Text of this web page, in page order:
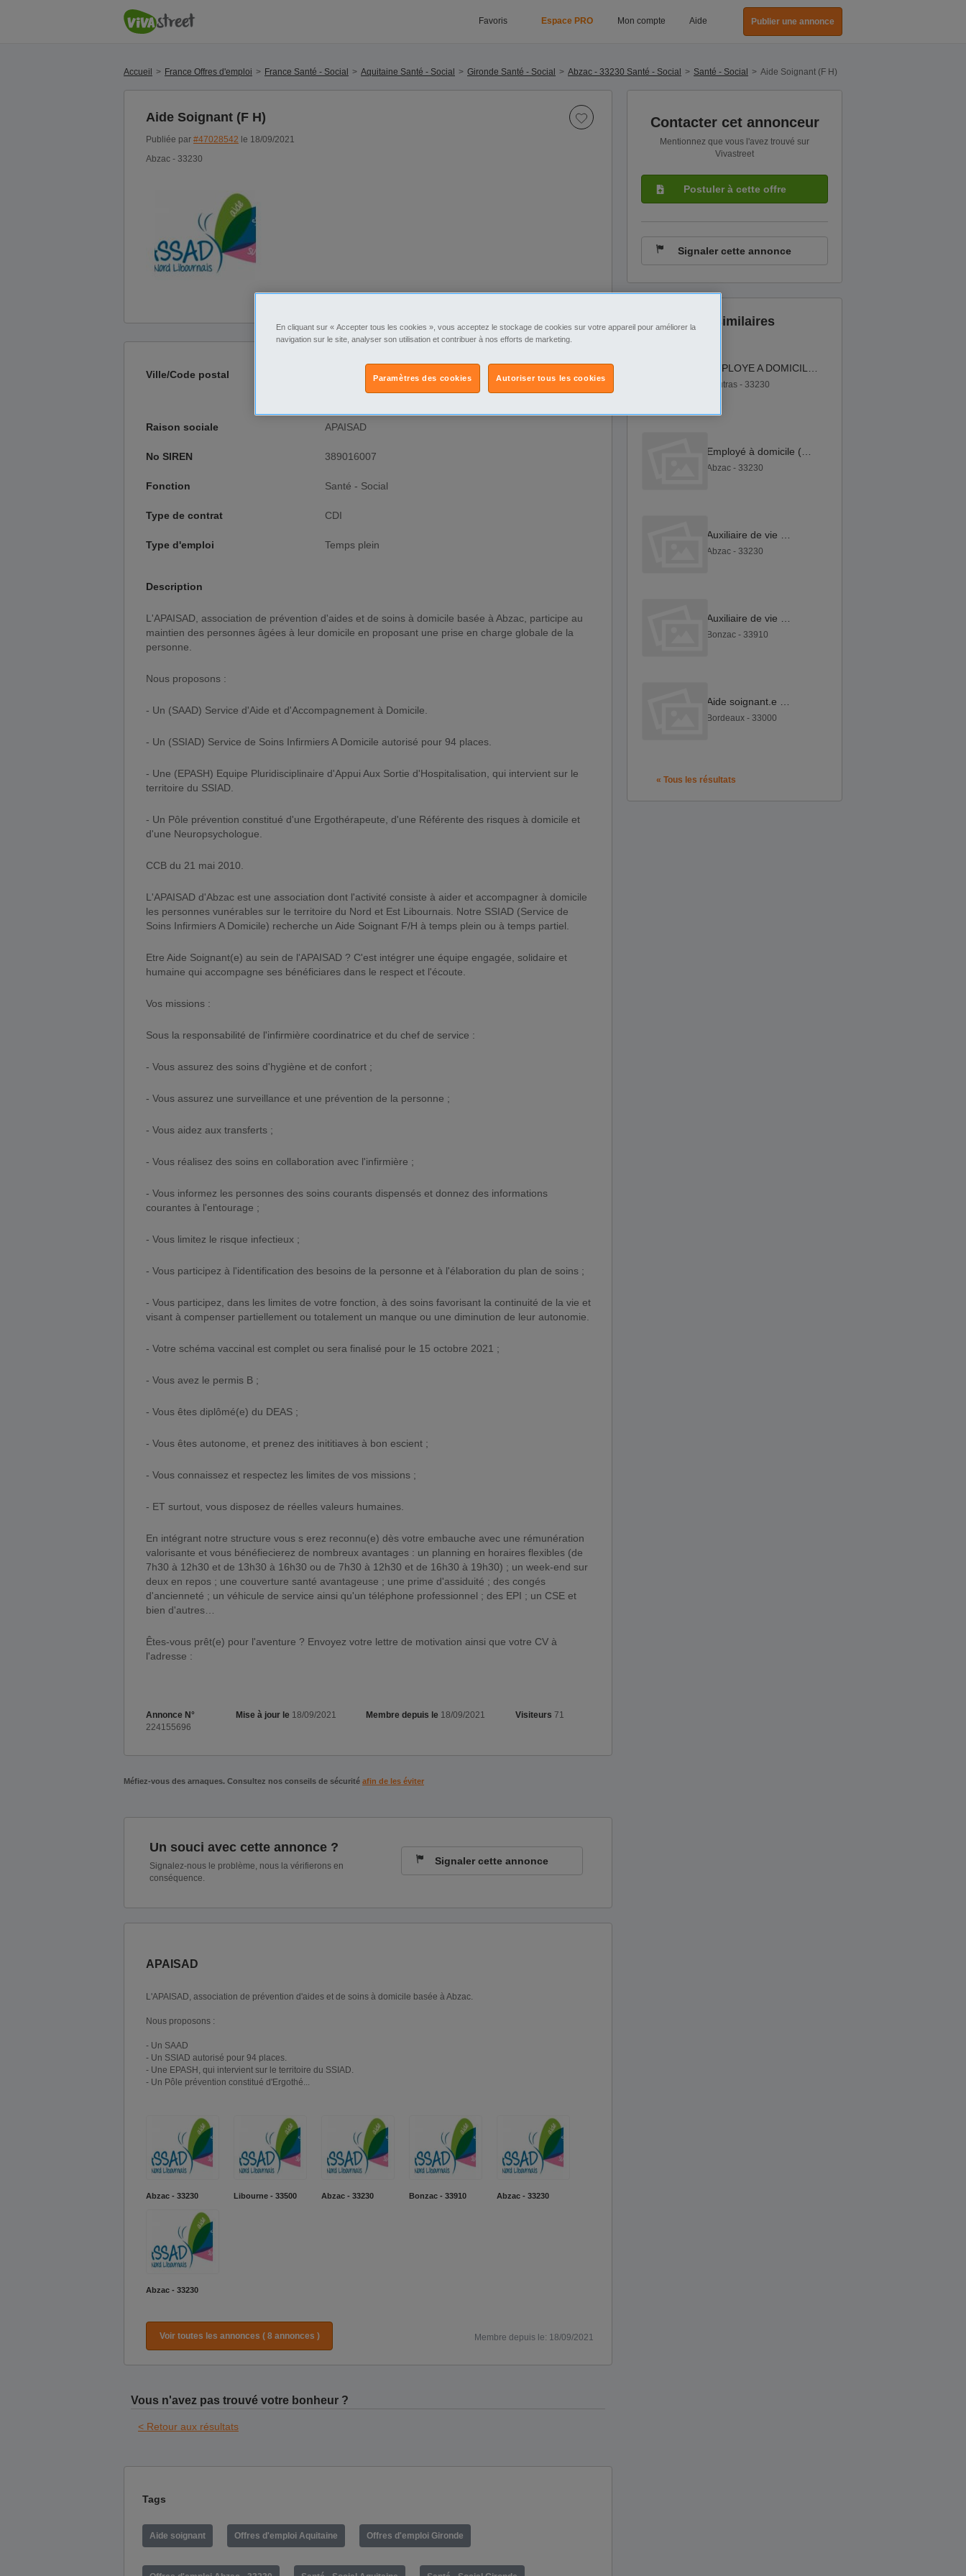
Favoris Espace PRO Mon compte Aide Publier une annonce
Accueil France Offres d'emploi France Santé - Social Aquitaine Santé - Social Gironde Santé - Social Abzac - 33230 Santé - Social Santé - Social Aide Soignant (F H)
Aide Soignant (F H)
Publiée par #47028542 le 18/09/2021
Abzac - 33230
Ville/Code postal
Raison sociale APAISAD
No SIREN 389016007
Fonction Santé - Social
Type de contrat CDI
Type d'emploi Temps plein
Description
L'APAISAD, association de prévention d'aides et de soins à domicile basée à Abzac, participe au
maintien des personnes âgées à leur domicile en proposant une prise en charge globale de la
personne.
Nous proposons :
- Un (SAAD) Service d'Aide et d'Accompagnement à Domicile.
- Un (SSIAD) Service de Soins Infirmiers A Domicile autorisé pour 94 places.
- Une (EPASH) Equipe Pluridisciplinaire d'Appui Aux Sortie d'Hospitalisation, qui intervient sur le
territoire du SSIAD.
- Un Pôle prévention constitué d'une Ergothérapeute, d'une Référente des risques à domicile et
d'une Neuropsychologue.
CCB du 21 mai 2010.
L'APAISAD d'Abzac est une association dont l'activité consiste à aider et accompagner à domicile
les personnes vunérables sur le territoire du Nord et Est Libournais. Notre SSIAD (Service de
Soins Infirmiers A Domicile) recherche un Aide Soignant F/H à temps plein ou à temps partiel.
Etre Aide Soignant(e) au sein de l'APAISAD ? C'est intégrer une équipe engagée, solidaire et
humaine qui accompagne ses bénéficiares dans le respect et l'écoute.
Vos missions :
Sous la responsabilité de l'infirmière coordinatrice et du chef de service :
- Vous assurez des soins d'hygiène et de confort ;
- Vous assurez une surveillance et une prévention de la personne ;
- Vous aidez aux transferts ;
- Vous réalisez des soins en collaboration avec l'infirmière ;
- Vous informez les personnes des soins courants dispensés et donnez des informations
courantes à l'entourage ;
- Vous limitez le risque infectieux ;
- Vous participez à l'identification des besoins de la personne et à l'élaboration du plan de soins ;
- Vous participez, dans les limites de votre fonction, à des soins favorisant la continuité de la vie et
visant à compenser partiellement ou totalement un manque ou une diminution de leur autonomie.
- Votre schéma vaccinal est complet ou sera finalisé pour le 15 octobre 2021 ;
- Vous avez le permis B ;
- Vous êtes diplômé(e) du DEAS ;
- Vous êtes autonome, et prenez des inititiaves à bon escient ;
- Vous connaissez et respectez les limites de vos missions ;
- ET surtout, vous disposez de réelles valeurs humaines.
En intégrant notre structure vous s erez reconnu(e) dès votre embauche avec une rémunération
valorisante et vous bénéfiecierez de nombreux avantages : un planning en horaires flexibles (de
7h30 à 12h30 et de 13h30 à 16h30 ou de 7h30 à 12h30 et de 16h30 à 19h30) ; un week-end sur
deux en repos ; une couverture santé avantageuse ; une prime d'assiduité ; des congés
d'ancienneté ; un véhicule de service ainsi qu'un téléphone professionnel ; des EPI ; un CSE et
bien d'autres…
Êtes-vous prêt(e) pour l'aventure ? Envoyez votre lettre de motivation ainsi que votre CV à
l'adresse :
Annonce N°
224155696
Mise à jour le 18/09/2021 Membre depuis le 18/09/2021 Visiteurs 71
Méfiez-vous des arnaques. Consultez nos conseils de sécurité afin de les éviter
Un souci avec cette annonce ?
Signalez-nous le problème, nous la vérifierons en
conséquence.
Signaler cette annonce
APAISAD
L'APAISAD, association de prévention d'aides et de soins à domicile basée à Abzac.
Nous proposons :
- Un SAAD
- Un SSIAD autorisé pour 94 places.
- Une EPASH, qui intervient sur le territoire du SSIAD.
- Un Pôle prévention constitué d'Ergothé...
Abzac - 33230 Libourne - 33500 Abzac - 33230 Bonzac - 33910 Abzac - 33230
Abzac - 33230
Voir toutes les annonces ( 8 annonces ) Membre depuis le: 18/09/2021
Vous n'avez pas trouvé votre bonheur ?
< Retour aux résultats
Contacter cet annonceur
Mentionnez que vous l'avez trouvé sur
Vivastreet
Postuler à cette offre
Signaler cette annonce
Annonces similaires
Coutras - 33230
Abzac - 33230
Abzac - 33230
Bonzac - 33910
Bordeaux - 33000
« Tous les résultats
Tags
Aide soignant Offres d'emploi Aquitaine Offres d'emploi Gironde
En cliquant sur « Accepter tous les cookies », vous acceptez le stockage de cookies sur votre appareil pour améliorer la
navigation sur le site, analyser son utilisation et contribuer à nos efforts de marketing.
Autoriser tous les cookies
Paramètres des cookies